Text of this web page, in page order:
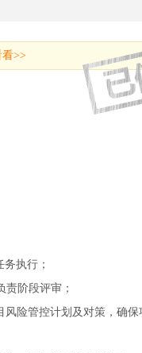
>>
执行；
阶段评审；
险管控计划及对策，确保